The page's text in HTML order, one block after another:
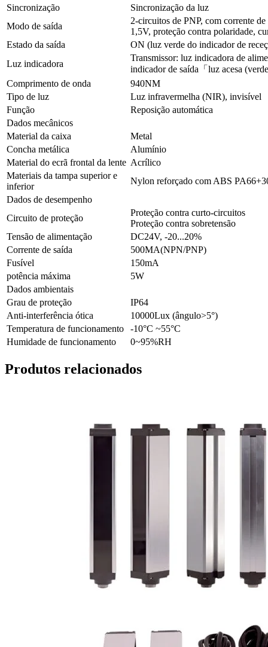
Sincronização
Sincronização da luz
Modo de saída
2-circuitos de PNP, com corrente
1,5V, proteção contra polaridade,
Estado da saída
ON (luz verde do indicador de
Luz indicadora
Transmissor: luz indicadora de
indicador de saída「luz acesa
Comprimento de onda
940NM
Tipo de luz
Luz infravermelha (NIR), invisível
Função
Reposição automática
Dados mecânicos
Material da caixa
Metal
Concha metálica
Alumínio
Material do ecrã frontal da lente Acrílico
Materiais da tampa superior e
inferior
Nylon reforçado com ABS
Dados de desempenho
Circuito de proteção
Proteção contra curto-circuitos
Proteção contra sobretensão
Tensão de alimentação
DC24V, -20...20%
Corrente de saída
500MA(NPN/PNP)
Fusível
150mA
potência máxima
5W
Dados ambientais
Grau de proteção
IP64
Anti-interferência ótica
10000Lux (ângulo>5°)
Temperatura de funcionamento
-10°C ~55°C
Humidade de funcionamento
0~95%RH
Produtos relacionados